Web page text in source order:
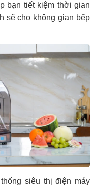
bạn tiết kiệm thời gian
sẽ cho không gian bếp
siêu thị điện máy